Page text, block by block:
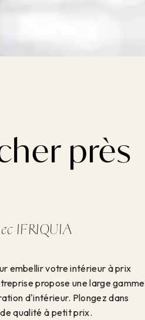
près
IFRIQUIA
embellir votre intérieur à prix
propose une large gamme
d'intérieur. Plongez dans
qualité à petit prix.